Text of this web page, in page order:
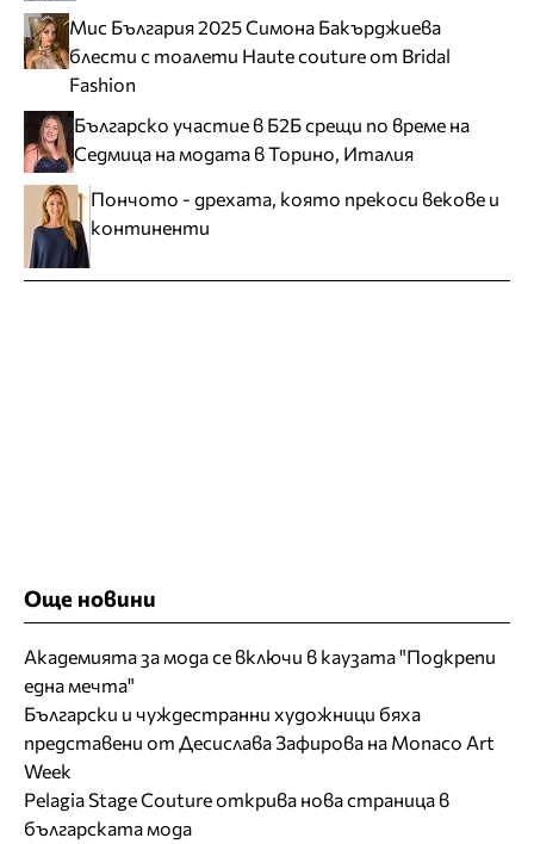
Мис България 2025 Симона Бакърджиева
блести с тоалети Haute couture от Bridal
Fashion
Българско участие в Б2Б срещи по време на
Седмица на модата в Торино, Италия
Пончото - дрехата, която прекоси векове и
континенти
Още новини
Академията за мода се включи в каузата "Подкрепи
една мечта"
Български и чуждестранни художници бяха
представени от Десислава Зафирова на Monaco Art
Week
Pelagia Stage Couture открива нова страница в
българската мода